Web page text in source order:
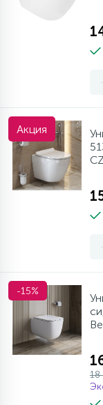
-
Акция
-
-15%
18